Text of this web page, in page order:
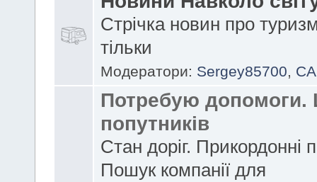
Стрічка новин про
тільки
Модератори: Sergey85700,
Потребую
попутників
Стан доріг. Прикордонні
Пошук компанії для